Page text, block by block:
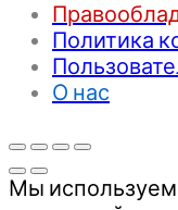
Политика
О нас
Мы используем